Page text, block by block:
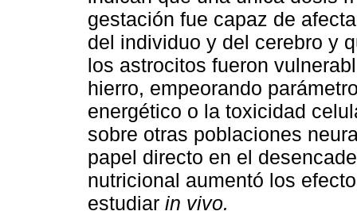
gestación fue capaz de
del individuo y del cerebro y
los astrocitos fueron
hierro, empeorando
energético o la toxicidad
sobre otras poblaciones
papel directo en el
nutricional aumentó los
estudiar in vivo.